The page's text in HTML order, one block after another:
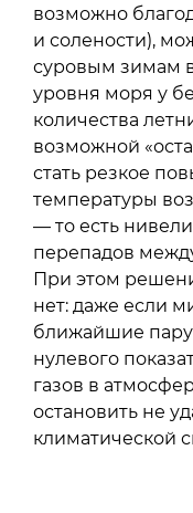
возможно
и солености),
суровым зимам
уровня моря у
количества
возможной
стать резкое
температуры
— то есть
перепадов
При этом
нет: даже если
ближайшие пару
нулевого
газов в
остановить не
климатической